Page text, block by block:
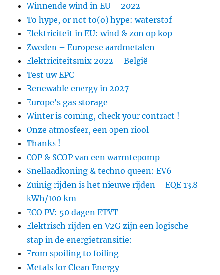
Winnende wind in EU – 2022
To hype, or not to(o) hype: waterstof
Elektriciteit in EU: wind & zon op kop
Zweden – Europese aardmetalen
Elektriciteitsmix 2022 – België
Test uw EPC
Renewable energy in 2027
Europe’s gas storage
Winter is coming, check your contract !
Onze atmosfeer, een open riool
Thanks !
COP & SCOP van een warmtepomp
Snellaadkoning & techno queen: EV6
Zuinig rijden is het nieuwe rijden – EQE 13.8
kWh/100 km
ECO PV: 50 dagen ETVT
Elektrisch rijden en V2G zijn een logische
stap in de energietransitie:
From spoiling to foiling
Metals for Clean Energy